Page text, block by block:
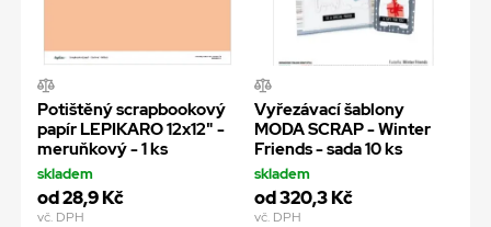
Potištěný scrapbookový
papír LEPIKARO 12x12" -
meruňkový - 1 ks
skladem
od 28,9 Kč
vč. DPH
Vyřezávací šablony
MODA SCRAP - Winter
Friends - sada 10 ks
skladem
od 320,3 Kč
vč. DPH